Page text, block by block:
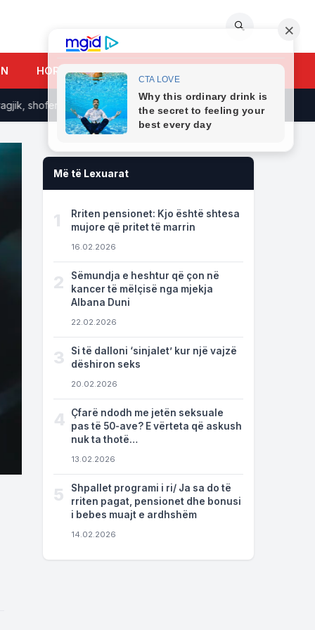
🔍
HOROSKOPI
i kamionit rrëfen TMERRIN: U përpoqa por...
Më të Lexuarat
1
Rriten pensionet: Kjo është shtesa
mujore që pritet të marrin
16.02.2026
2
Sëmundja e heshtur që çon në
kancer të mëlçisë nga mjekja
Albana Duni
22.02.2026
3
Si të dalloni ‘sinjalet’ kur një vajzë
dëshiron seks
20.02.2026
4
Çfarë ndodh me jetën seksuale
pas të 50-ave? E vërteta që askush
nuk ta thotë…
13.02.2026
5
Shpallet programi i ri/ Ja sa do të
rriten pagat, pensionet dhe bonusi
i bebes muajt e ardhshëm
14.02.2026